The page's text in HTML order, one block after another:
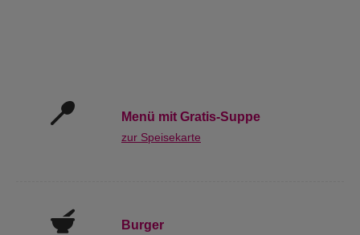
Menü mit Gratis-Suppe
zur Speisekarte
Burger